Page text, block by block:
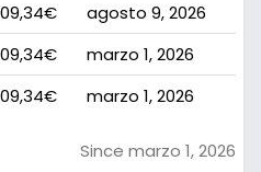
agosto 9, 2026
marzo 1, 2026
marzo 1, 2026
Since marzo 1, 2026